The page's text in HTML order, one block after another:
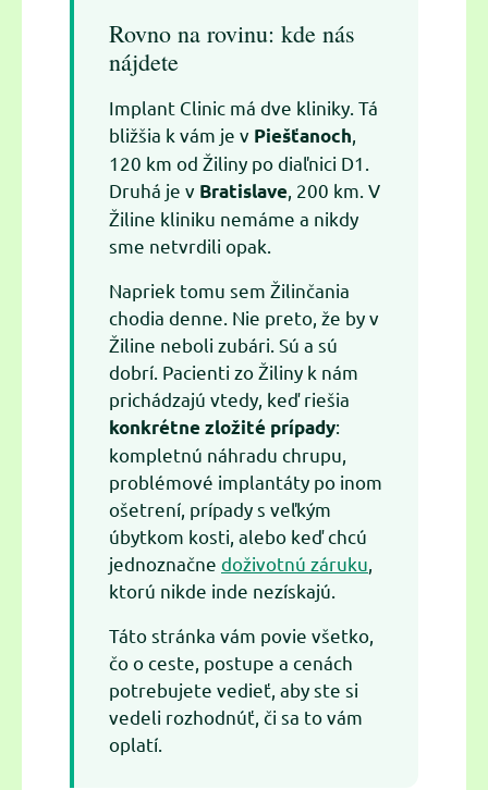
Rovno na rovinu: kde nás
nájdete
Implant Clinic má dve kliniky. Tá
bližšia k vám je v Piešťanoch
120 km od Žiliny po diaľnici D1.
Druhá je v Bratislave , 200 km. V
Žiline kliniku nemáme a nikdy
sme netvrdili opak.
Napriek tomu sem Žilinčania
chodia denne. Nie preto, že by v
Žiline neboli zubári. Sú a sú
dobrí. Pacienti zo Žiliny k nám
prichádzajú vtedy, keď riešia
konkrétne zložité prípady:
kompletnú náhradu chrupu,
problémové implantáty po inom
ošetrení, prípady s veľkým
úbytkom kosti, alebo keď chcú
jednoznačne doživotnú záruku
ktorú nikde inde nezískajú.
Táto stránka vám povie všetko,
čo o ceste, postupe a cenách
potrebujete vedieť, aby ste si
vedeli rozhodnúť, či sa to vám
oplatí.